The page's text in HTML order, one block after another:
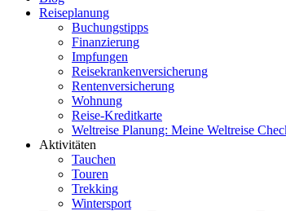
Reiseplanung
Buchungstipps
Finanzierung
Impfungen
Reisekrankenversicherung
Rentenversicherung
Wohnung
Reise-Kreditkarte
Weltreise Planung: Meine Weltreise
Aktivitäten
Tauchen
Touren
Trekking
Wintersport